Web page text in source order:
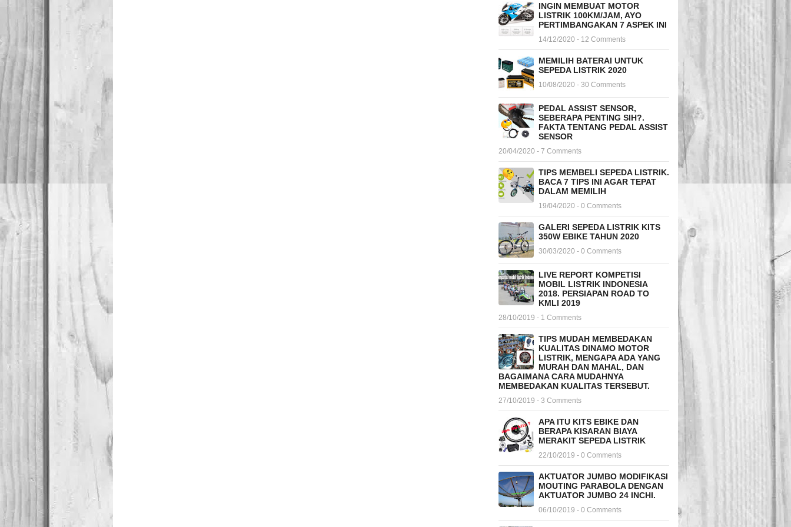
INGIN MEMBUAT MOTOR
LISTRIK 100KM/JAM, AYO
PERTIMBANGAKAN 7 ASPEK INI
14/12/2020 - 12 Comments
MEMILIH BATERAI UNTUK
SEPEDA LISTRIK 2020
10/08/2020 - 30 Comments
PEDAL ASSIST SENSOR,
SEBERAPA PENTING SIH?.
FAKTA TENTANG PEDAL ASSIST
SENSOR
20/04/2020 - 7 Comments
TIPS MEMBELI SEPEDA LISTRIK.
BACA 7 TIPS INI AGAR TEPAT
DALAM MEMILIH
19/04/2020 - 0 Comments
GALERI SEPEDA LISTRIK KITS
350W EBIKE TAHUN 2020
30/03/2020 - 0 Comments
LIVE REPORT KOMPETISI
MOBIL LISTRIK INDONESIA
2018. PERSIAPAN ROAD TO
KMLI 2019
28/10/2019 - 1 Comments
TIPS MUDAH MEMBEDAKAN
KUALITAS DINAMO MOTOR
LISTRIK, MENGAPA ADA YANG
MURAH DAN MAHAL, DAN
BAGAIMANA CARA MUDAHNYA
MEMBEDAKAN KUALITAS TERSEBUT.
27/10/2019 - 3 Comments
APA ITU KITS EBIKE DAN
BERAPA KISARAN BIAYA
MERAKIT SEPEDA LISTRIK
22/10/2019 - 0 Comments
AKTUATOR JUMBO MODIFIKASI
MOUTING PARABOLA DENGAN
AKTUATOR JUMBO 24 INCHI.
06/10/2019 - 0 Comments